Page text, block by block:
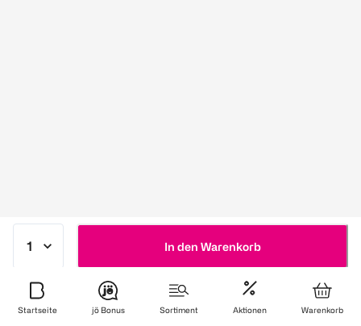
In den Warenkorb
Startseite jö Bonus Sortiment Aktionen Warenkorb